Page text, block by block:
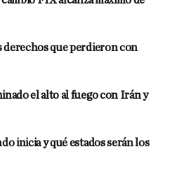
derechos que perdieron con
el alto al fuego con Irán y
inicia y qué estados serán los